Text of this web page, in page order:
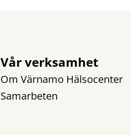
Vår verksamhet
Om Värnamo Hälsocenter
Samarbeten